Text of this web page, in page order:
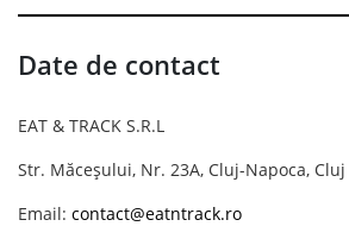
Date de contact
EAT & TRACK S.R.L
Str. Măceșului, Nr. 23A, Cluj-Napoca, Cluj
Email: contact@eatntrack.ro